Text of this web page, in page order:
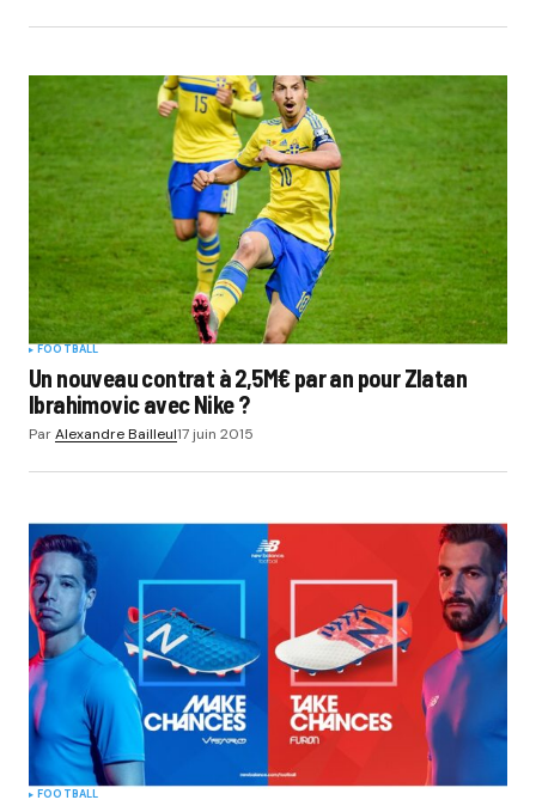
FOOTBALL
Un nouveau contrat à 2,5M€ par an pour Zlatan
Ibrahimovic avec Nike ?
ParAlexandre Bailleul17 juin 2015
FOOTBALL